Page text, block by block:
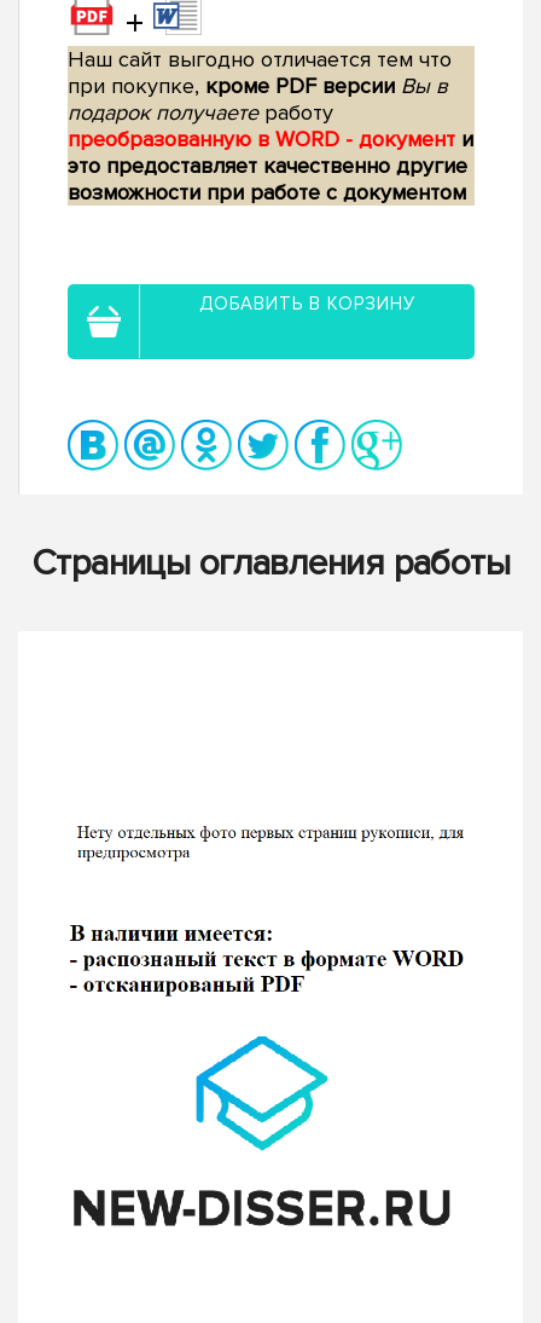
+
Наш сайт выгодно отличается тем что
при покупке, кроме PDF версии Вы в
подарок получаетеработу
преобразованную в WORD - документ и
это предоставляет качественно другие
возможности при работе с документом
ДОБАВИТЬ В КОРЗИНУ
Страницы оглавления работы